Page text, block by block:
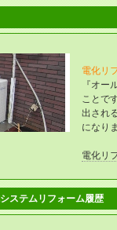
電化リ
『オー
ことで
出され
になり
電化リ
ステムリフォーム履歴